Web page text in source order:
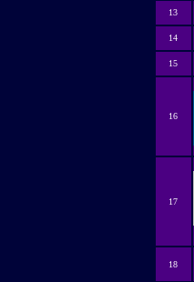
13
14
15
16
17
18